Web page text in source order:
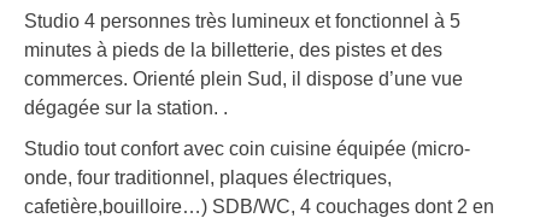
Studio 4 personnes très lumineux et fonctionnel à 5
minutes à pieds de la billetterie, des pistes et des
commerces. Orienté plein Sud, il dispose d’une vue
dégagée sur la station. .
Studio tout confort avec coin cuisine équipée (micro-
onde, four traditionnel, plaques électriques,
cafetière,bouilloire…) SDB/WC, 4 couchages dont 2 en